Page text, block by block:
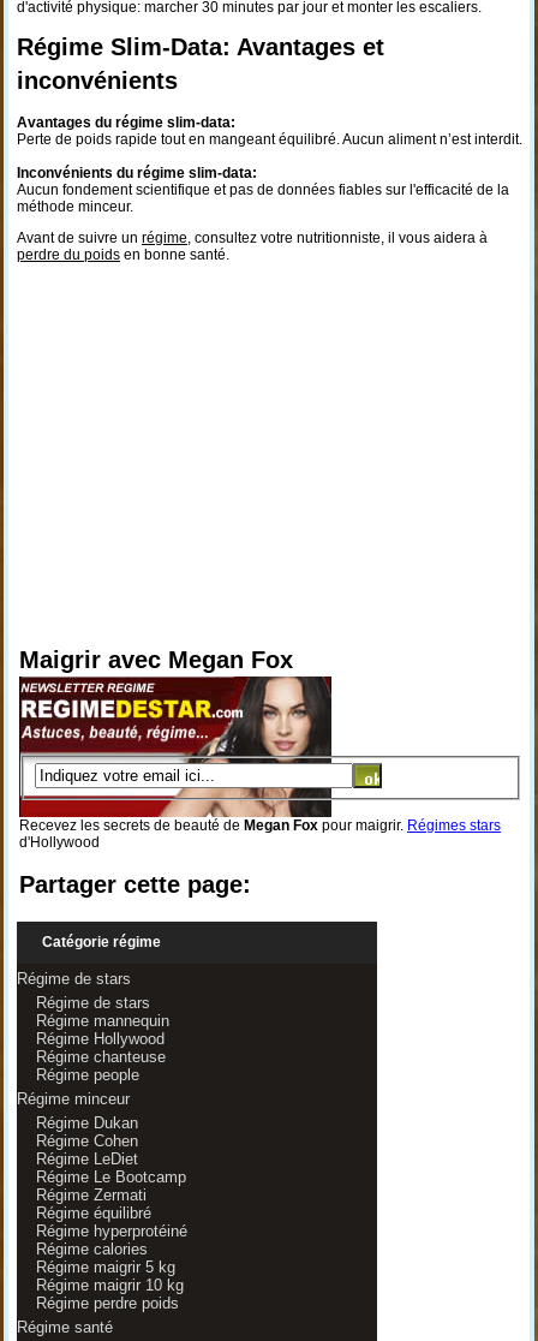
d'activité physique: marcher 30 minutes par jour et monter les escaliers.
Régime Slim-Data: Avantages et
inconvénients
Avantages du régime slim-data:
Perte de poids rapide tout en mangeant équilibré. Aucun aliment n’est interdit.
Inconvénients du régime slim-data:
Aucun fondement scientifique et pas de données fiables sur l'efficacité de la
méthode minceur.
Avant de suivre un régime, consultez votre nutritionniste, il vous aidera à
perdre du poidsen bonne santé.
Maigrir avec Megan Fox
Recevez les secrets de beauté de Megan Foxpour maigrir. Régimes stars
d'Hollywood
Partager cette page:
Catégorie régime
Régime de stars
Régime de stars
Régime mannequin
Régime Hollywood
Régime chanteuse
Régime people
Régime minceur
Régime Dukan
Régime Cohen
Régime LeDiet
Régime Le Bootcamp
Régime Zermati
Régime équilibré
Régime hyperprotéiné
Régime calories
Régime maigrir 5 kg
Régime maigrir 10 kg
Régime perdre poids
Régime santé